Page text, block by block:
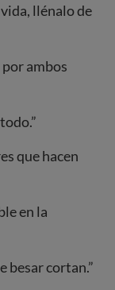
llénalo de
por ambos
que hacen
en la
besar cortan.”